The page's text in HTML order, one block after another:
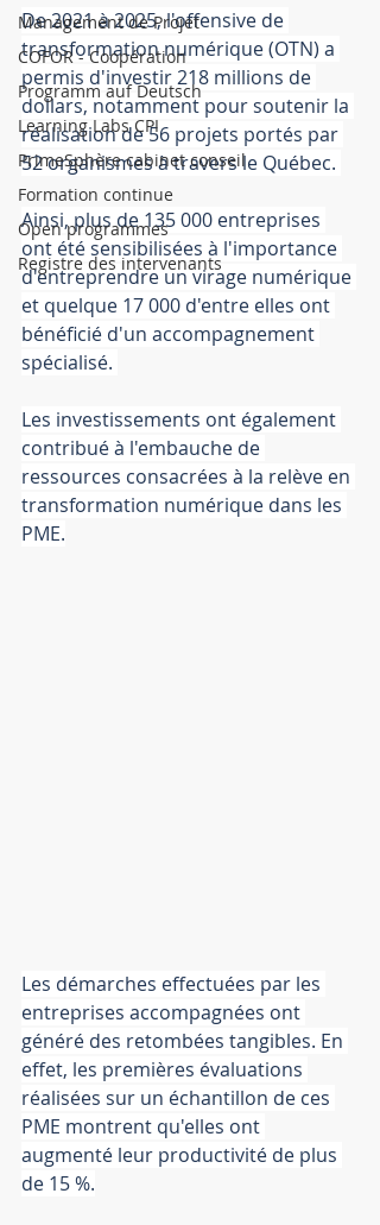
Management de Projet
COFOR - Coopération
Programm auf Deutsch
Learning Labs CPI
PrimeSphère cabinet conseil
Formation continue
Open programmes
Registre des intervenants
De 2021 à 2025, l'offensive de
transformation numérique (OTN) a
permis d'investir 218 millions de
dollars, notamment pour soutenir la
réalisation de 56 projets portés par
52 organismes à travers le Québec.
Ainsi, plus de 135 000 entreprises
ont été sensibilisées à l'importance
d'entreprendre un virage numérique
et quelque 17 000 d'entre elles ont
bénéficié d'un accompagnement
spécialisé.
Les investissements ont également
contribué à l'embauche de
ressources consacrées à la relève en
transformation numérique dans les
PME.
Les démarches effectuées par les
entreprises accompagnées ont
généré des retombées tangibles. En
effet, les premières évaluations
réalisées sur un échantillon de ces
PME montrent qu'elles ont
augmenté leur productivité de plus
de 15 %.